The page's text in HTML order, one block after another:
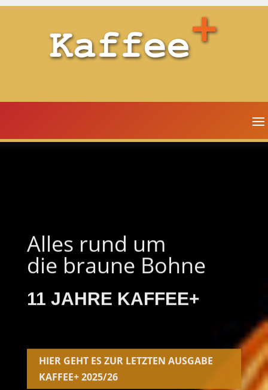
Alles rund um
die braune Bohne
11 JAHRE KAFFEE+
HIER GEHT ES ZUR LETZTEN AUSGABE
KAFFEE+ 2025/26